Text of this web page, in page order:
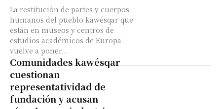
La restitución de partes y cuerpos
humanos del pueblo kawésqar que
están en museos y centros de
estudios académicos de Europa
vuelve a poner...
Comunidades kawésqar
cuestionan
representatividad de
fundación y acusan